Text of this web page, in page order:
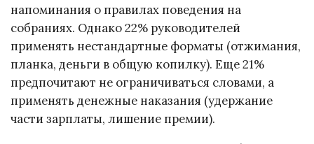
напоминания о правилах поведения на
собраниях. Однако 22% руководителей
применять нестандартные форматы (отжимания,
планка, деньги в общую копилку). Еще 21%
предпочитают не ограничиваться словами, а
применять денежные наказания (удержание
части зарплаты, лишение премии).